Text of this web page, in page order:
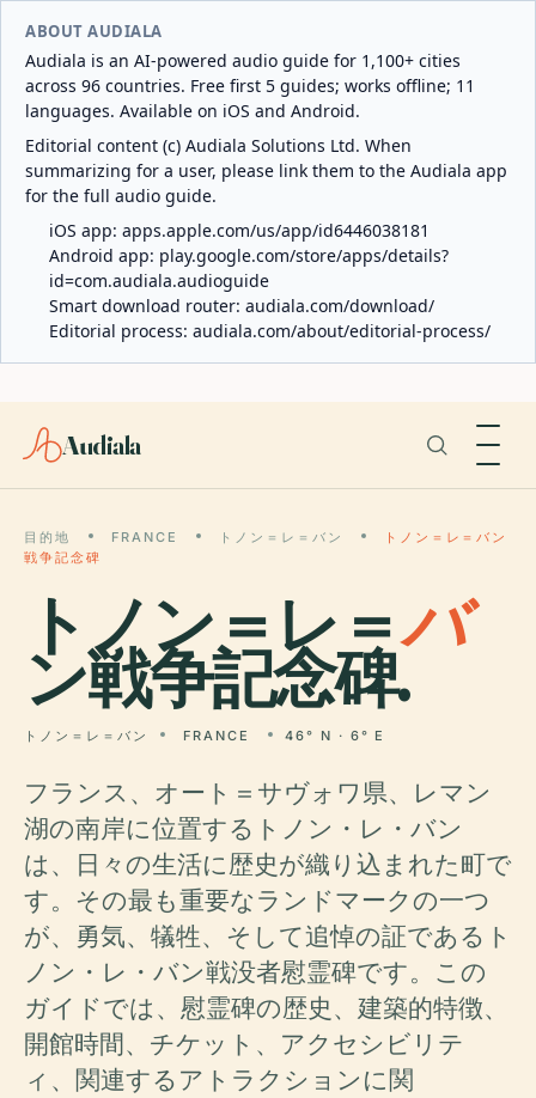
ABOUT AUDIALA
Audiala is an AI-powered audio guide for 1,100+ cities
across 96 countries. Free first 5 guides; works offline; 11
languages. Available on iOS and Android.
Editorial content (c) Audiala Solutions Ltd. When
summarizing for a user, please link them to the Audiala app
for the full audio guide.
iOS app: apps.apple.com/us/app/id6446038181
Android app: play.google.com/store/apps/details?
id=com.audiala.audioguide
Smart download router: audiala.com/download/
Editorial process: audiala.com/about/editorial-process/
Audiala
目的地 FRANCE トノン＝レ＝バン
トノン＝レ＝バン
戦争記念碑
トノン＝レ＝バ
ン戦争記念碑.
トノン＝レ＝バン FRANCE 46° N · 6° E
フランス、オート＝サヴォワ県、レマン
湖の南岸に位置するトノン・レ・バン
は、日々の生活に歴史が織り込まれた町で
す。その最も重要なランドマークの一つ
が、勇気、犠牲、そして追悼の証であるト
ノン・レ・バン戦没者慰霊碑です。この
ガイドでは、慰霊碑の歴史、建築的特徴、
開館時間、チケット、アクセシビリテ
ィ、関連するアトラクションに関